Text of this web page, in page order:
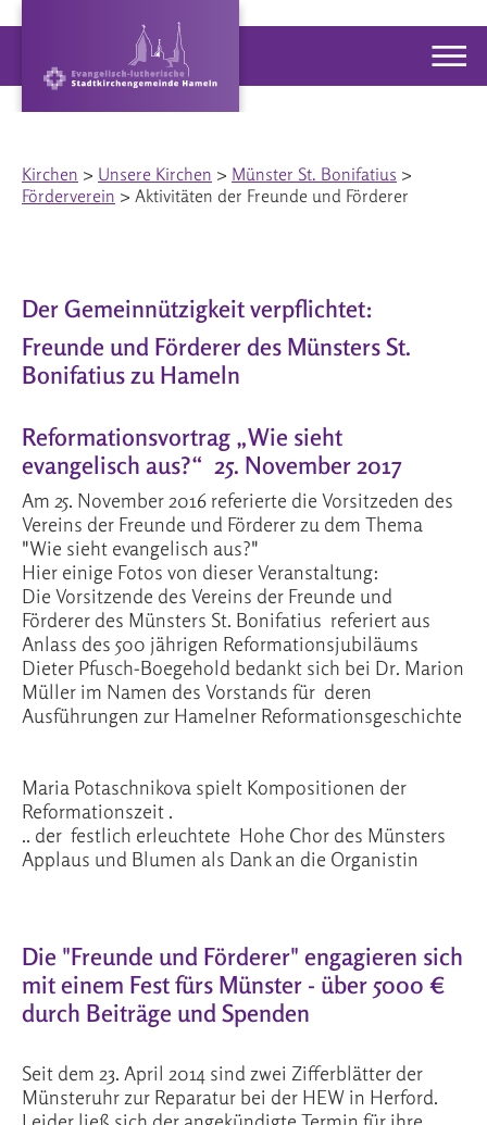
Kirchen > Unsere Kirchen > Münster St. Bonifatius >
Förderverein > Aktivitäten der Freunde und Förderer
Der Gemeinnützigkeit verpflichtet:
Freunde und Förderer des Münsters St.
Bonifatius zu Hameln
Reformationsvortrag „Wie sieht
evangelisch aus?“ 25. November 2017
Am 25. November 2016 referierte die Vorsitzeden des
Vereins der Freunde und Förderer zu dem Thema
"Wie sieht evangelisch aus?"
Hier einige Fotos von dieser Veranstaltung:
Die Vorsitzende des Vereins der Freunde und
Förderer des Münsters St. Bonifatius referiert aus
Anlass des 500 jährigen Reformationsjubiläums
Dieter Pfusch-Boegehold bedankt sich bei Dr. Marion
Müller im Namen des Vorstands für deren
Ausführungen zur Hamelner Reformationsgeschichte
Maria Potaschnikova spielt Kompositionen der
Reformationszeit .
.. der festlich erleuchtete Hohe Chor des Münsters
Applaus und Blumen als Dank an die Organistin
Die "Freunde und Förderer" engagieren sich
mit einem Fest fürs Münster - über 5000 €
durch Beiträge und Spenden
Seit dem 23. April 2014 sind zwei Zifferblätter der
Münsteruhr zur Reparatur bei der HEW in Herford.